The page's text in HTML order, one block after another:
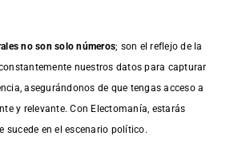
no son solo números; son el reflejo de la
nuestros datos para capturar
asegurándonos de que tengas acceso a
y relevante. Con Electomanía, estarás
sucede en el escenario político.